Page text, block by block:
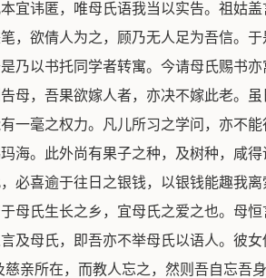
宜讳匿，唯母氏语我当以实告。祖姑
，欲倩人为之，顾乃无人足为吾信。
乃以书托同学者转寓。今请母氏赐书
母，吾果欲嫁人者，亦决不嫁此老。
一毫之权力。凡儿所习之学问，亦不
海。此外尚有果子之种，及树种，咸
必喜逾于往日之银钱，以银钱能趣我
母氏生长之乡，宜母氏之爱之也。母
及母氏，即吾亦不举母氏以语人。彼
亲所在，而教人忘之，然则吾自忘